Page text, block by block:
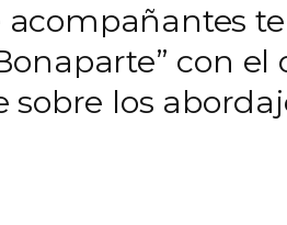
con
los